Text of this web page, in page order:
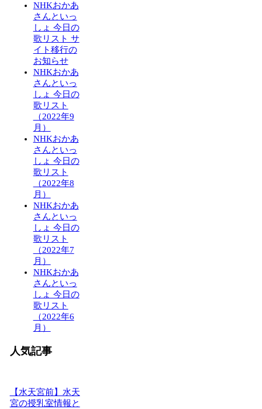
NHKおかあ
さんといっ
しょ 今日の
歌リスト サ
イト移行の
お知らせ
NHKおかあ
さんといっ
しょ 今日の
歌リスト
（2022年9
月）
NHKおかあ
さんといっ
しょ 今日の
歌リスト
（2022年8
月）
NHKおかあ
さんといっ
しょ 今日の
歌リスト
（2022年7
月）
NHKおかあ
さんといっ
しょ 今日の
歌リスト
（2022年6
月）
人気記事
【水天宮前】水天
宮の授乳室情報と